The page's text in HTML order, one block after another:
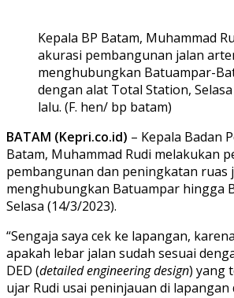
Kepala BP Batam, Muhammad
akurasi pembangunan jalan
menghubungkan Batuampar-
dengan alat Total Station,
lalu. (F. hen/ bp batam)
BATAM (Kepri.co.id) – Kepala Badan
Batam, Muhammad Rudi melakukan
pembangunan dan peningkatan ruas
menghubungkan Batuampar hingga
Selasa (14/3/2023).
“Sengaja saya cek ke lapangan,
apakah lebar jalan sudah sesuai
DED (detailed engineering design) yang
ujar Rudi usai peninjauan di lapangan